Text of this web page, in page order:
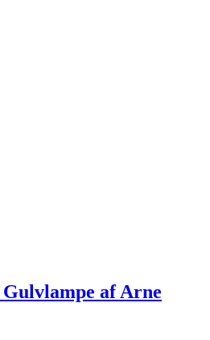
af Arne